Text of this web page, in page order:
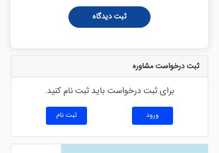
ثبت دیدگاه
ثبت درخواست مشاوره
برای ثبت درخواست باید ثبت نام کنید.
ورود ثبت نام